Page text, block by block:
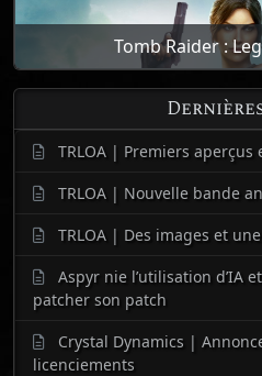
Tomb Raider :
TRLOA | Premiers aperçus
TRLOA | Nouvelle bande
TRLOA | Des images et
Aspyr nie l’utilisation d’IA
patcher son patch
Crystal Dynamics |
licenciements